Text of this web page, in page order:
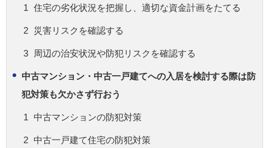
住宅の劣化状況を把握し、適切な資金計画をたてる
災害リスクを確認する
周辺の治安状況や防犯リスクを確認する
中古マンション・中古一戸建てへの入居を検討する際は防
犯対策も欠かさず行おう
中古マンションの防犯対策
中古一戸建て住宅の防犯対策